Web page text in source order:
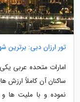
تور ارزان دبی: برترین
امارات متحده عربی
ساکنان آن کاملاً
نموده و با ملیت ها